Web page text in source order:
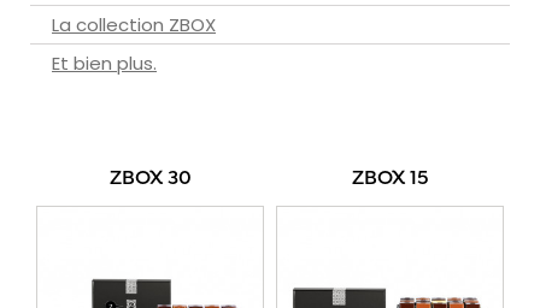
La collection ZBOX
Et bien plus.
ZBOX 30 ZBOX 15